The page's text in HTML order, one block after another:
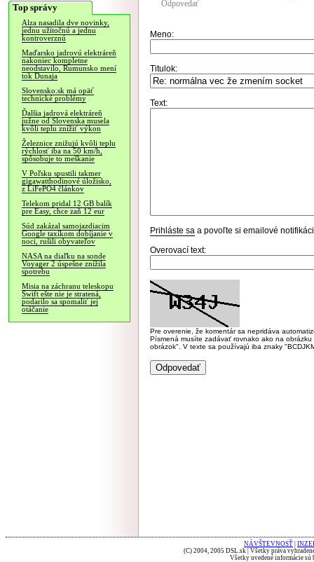
Top správy
Alza nasadila dve novinky,
jednu užitočnú a jednu
kontroverznú
Maďarsko jadrovú elektráreň
nakoniec kompletne
neodstavilo, Rumunsko mení
tok Dunaja
Slovensko.sk má opäť
technické problémy
Ďalšia jadrová elektráreň
južne od Slovenska musela
kvôli teplu znížiť výkon
Železnice znižujú kvôli teplu
rýchlosť iba na 50 km/h,
spôsobuje to meškanie
V Poľsku spustili takmer
gigawatthodinové úložisko,
z LiFePO4 článkov
Telekom pridal 12 GB balík
pre Easy, chce zaň 12 eur
Súd zakázal samojazdiacim
Google taxíkom dobíjanie v
noci, rušili obyvateľov
NASA na diaľku na sonde
Voyager 2 úspešne znížila
spotrebu
Misia na záchranu teleskopu
Swift ešte nie je stratená,
podarilo sa spomaliť jej
otáčanie
Odpovedať
Meno:
Titulok:
Text:
Prihláste sa a povoľte si emailové
Overovací text:
Pre overenie, že komentár sa nepridáva
Písmená musíte zadávať rovnako ako na
obrázok". V texte sa používajú iba znaky
NÁVŠTEVNOSŤ
(C) 2004, 2005 DSL.sk | Všetky práva
Všetky uvedené informácie sú